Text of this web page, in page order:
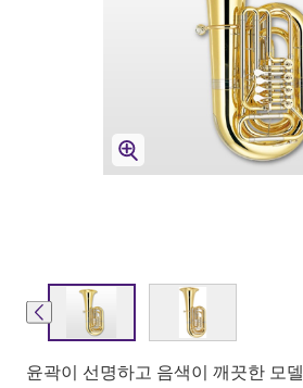
윤곽이 선명하고 음색이 깨끗한 모델